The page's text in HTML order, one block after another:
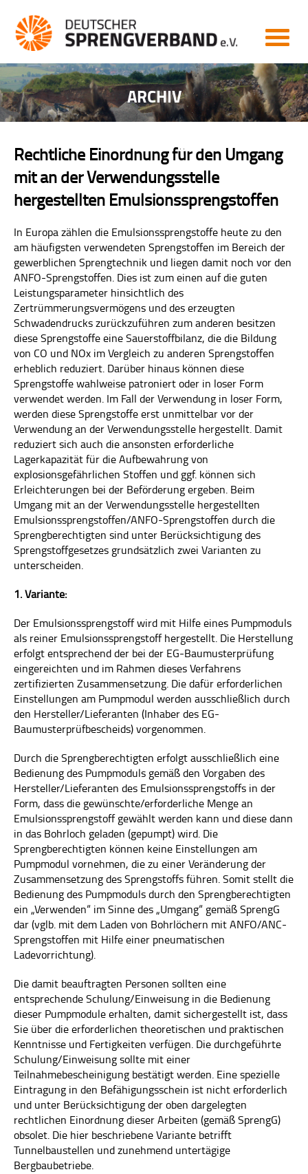
START
NEWS
AKTUELL
VERBAND
VERBAND
LEISTUNGEN
VORSTAND
FACHGEBIETE
FACHAUSSCHÜSSE
MITGLIEDSCHAFT
EVENTS
SERVICE
BRANCHENSPIEGEL
VERSICHERUNG
EFEE
EUEXCERT
PUBLIKATIONEN
JOBS
KONTAKT
IMPRESSUM
DATENSCHUTZ
SUCHE
ARCHIV
Rechtliche Einordnung für den Umgang
mit an der Verwendungsstelle
hergestellten Emulsionssprengstoffen
In Europa zählen die Emulsionssprengstoffe heute zu den
am häufigsten verwendeten Sprengstoffen im Bereich der
gewerblichen Sprengtechnik und liegen damit noch vor den
ANFO-Sprengstoffen. Dies ist zum einen auf die guten
Leistungsparameter hinsichtlich des
Zertrümmerungsvermögens und des erzeugten
Schwadendrucks zurückzuführen zum anderen besitzen
diese Sprengstoffe eine Sauerstoffbilanz, die die Bildung
von CO und NOx im Vergleich zu anderen Sprengstoffen
erheblich reduziert. Darüber hinaus können diese
Sprengstoffe wahlweise patroniert oder in loser Form
verwendet werden. Im Fall der Verwendung in loser Form,
werden diese Sprengstoffe erst unmittelbar vor der
Verwendung an der Verwendungsstelle hergestellt. Damit
reduziert sich auch die ansonsten erforderliche
Lagerkapazität für die Aufbewahrung von
explosionsgefährlichen Stoffen und ggf. können sich
Erleichterungen bei der Beförderung ergeben. Beim
Umgang mit an der Verwendungsstelle hergestellten
Emulsionssprengstoffen/ANFO-Sprengstoffen durch die
Sprengberechtigten sind unter Berücksichtigung des
Sprengstoffgesetzes grundsätzlich zwei Varianten zu
unterscheiden.
1. Variante:
Der Emulsionssprengstoff wird mit Hilfe eines Pumpmoduls
als reiner Emulsionssprengstoff hergestellt. Die Herstellung
erfolgt entsprechend der bei der EG-Baumusterprüfung
eingereichten und im Rahmen dieses Verfahrens
zertifizierten Zusammensetzung. Die dafür erforderlichen
Einstellungen am Pumpmodul werden ausschließlich durch
den Hersteller/Lieferanten (Inhaber des EG-
Baumusterprüfbescheids) vorgenommen.
Durch die Sprengberechtigten erfolgt ausschließlich eine
Bedienung des Pumpmoduls gemäß den Vorgaben des
Hersteller/Lieferanten des Emulsionssprengstoffs in der
Form, dass die gewünschte/erforderliche Menge an
Emulsionssprengstoff gewählt werden kann und diese dann
in das Bohrloch geladen (gepumpt) wird. Die
Sprengberechtigten können keine Einstellungen am
Pumpmodul vornehmen, die zu einer Veränderung der
Zusammensetzung des Sprengstoffs führen. Somit stellt die
Bedienung des Pumpmoduls durch den Sprengberechtigten
ein „Verwenden“ im Sinne des „Umgang“ gemäß SprengG
dar (vglb. mit dem Laden von Bohrlöchern mit ANFO/ANC-
Sprengstoffen mit Hilfe einer pneumatischen
Ladevorrichtung).
Die damit beauftragten Personen sollten eine
entsprechende Schulung/Einweisung in die Bedienung
dieser Pumpmodule erhalten, damit sichergestellt ist, dass
Sie über die erforderlichen theoretischen und praktischen
Kenntnisse und Fertigkeiten verfügen. Die durchgeführte
Schulung/Einweisung sollte mit einer
Teilnahmebescheinigung bestätigt werden. Eine spezielle
Eintragung in den Befähigungsschein ist nicht erforderlich
und unter Berücksichtigung der oben dargelegten
rechtlichen Einordnung dieser Arbeiten (gemäß SprengG)
obsolet. Die hier beschriebene Variante betrifft
Tunnelbaustellen und zunehmend untertägige
Bergbaubetriebe.